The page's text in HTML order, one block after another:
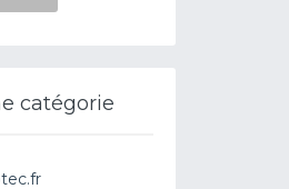
catégorie